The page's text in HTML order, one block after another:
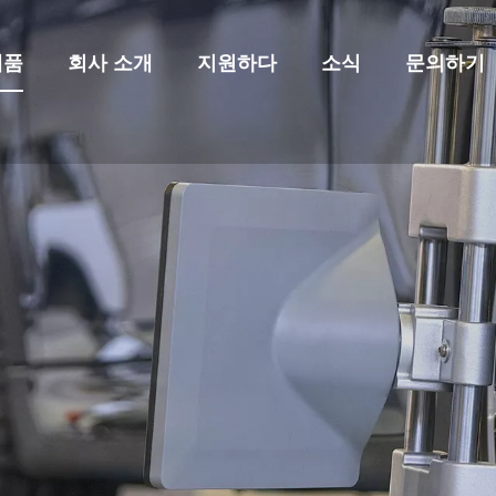
회사 소개 지원하다 소식 문의하기